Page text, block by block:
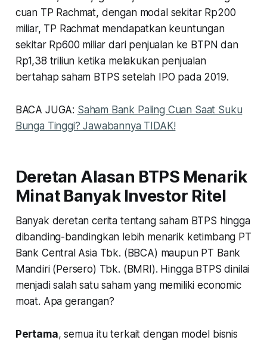
cuan TP Rachmat, dengan modal sekitar Rp200
miliar, TP Rachmat mendapatkan keuntungan
sekitar Rp600 miliar dari penjualan ke BTPN dan
Rp1,38 triliun ketika melakukan penjualan
bertahap saham BTPS setelah IPO pada 2019.
BACA JUGA: Saham Bank Paling Cuan Saat Suku
Bunga Tinggi? Jawabannya TIDAK!
Deretan Alasan BTPS Menarik
Minat Banyak Investor Ritel
Banyak deretan cerita tentang saham BTPS hingga
dibanding-bandingkan lebih menarik ketimbang PT
Bank Central Asia Tbk. (BBCA) maupun PT Bank
Mandiri (Persero) Tbk. (BMRI). Hingga BTPS dinilai
menjadi salah satu saham yang memiliki economic
moat. Apa gerangan?
Pertama, semua itu terkait dengan model bisnis